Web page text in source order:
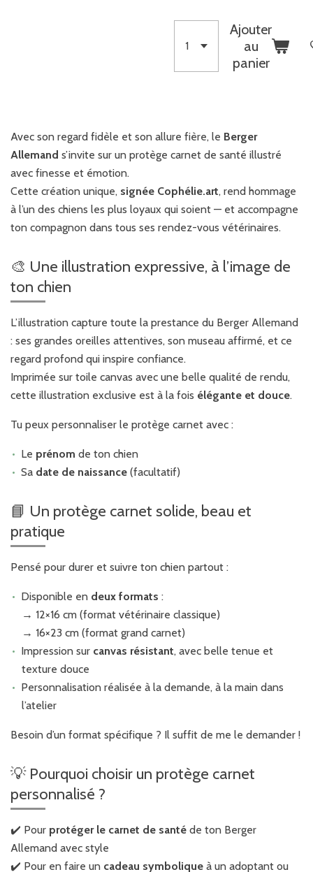
Ajouter
au
panier
Avec son regard fidèle et son allure fière, le Berger
Allemand s’invite sur un protège carnet de santé illustré
avec finesse et émotion.
Cette création unique, signée Cophélie.art, rend hommage
à l’un des chiens les plus loyaux qui soient — et accompagne
ton compagnon dans tous ses rendez-vous vétérinaires.
🎨 Une illustration expressive, à l’image de
ton chien
L’illustration capture toute la prestance du Berger Allemand
: ses grandes oreilles attentives, son museau affirmé, et ce
regard profond qui inspire confiance.
Imprimée sur toile canvas avec une belle qualité de rendu,
cette illustration exclusive est à la fois élégante et douce.
Tu peux personnaliser le protège carnet avec :
Le prénom de ton chien
Sa date de naissance(facultatif)
📘 Un protège carnet solide, beau et
pratique
Pensé pour durer et suivre ton chien partout :
Disponible en deux formats :
→ 12×16 cm (format vétérinaire classique)
→ 16×23 cm (format grand carnet)
Impression sur canvas résistant, avec belle tenue et
texture douce
Personnalisation réalisée à la demande, à la main dans
l’atelier
Besoin d’un format spécifique ? Il suffit de me le demander !
💡 Pourquoi choisir un protège carnet
personnalisé ?
✔️ Pour protéger le carnet de santé de ton Berger
Allemand avec style
✔️ Pour en faire un cadeau symbolique à un adoptant ou